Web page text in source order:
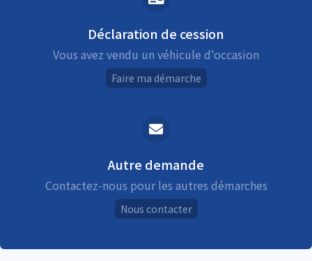
Déclaration de cession
Vous avez vendu un véhicule d'occasion
Faire ma démarche
Autre demande
Contactez-nous pour les autres démarches
Nous contacter